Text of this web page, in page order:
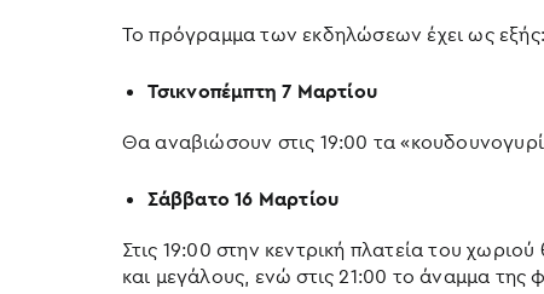
Το πρόγραμμα των εκδηλώσεων έχει ως εξής:
Τσικνοπέμπτη 7 Μαρτίου
Θα αναβιώσουν στις 19:00 τα
Σάββατο 16 Μαρτίου
Στις 19:00 στην κεντρική πλατεία του
και μεγάλους, ενώ στις 21:00 το άναμμα της